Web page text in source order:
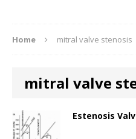
Home mitral valve stenosis
mitral valve
Estenosis